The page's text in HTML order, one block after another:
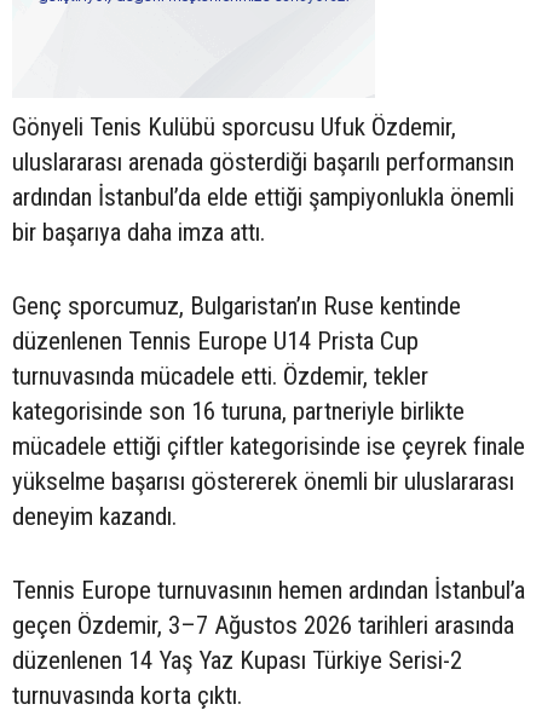
Gönyeli Tenis Kulübü sporcusu Ufuk Özdemir,
uluslararası arenada gösterdiği başarılı performansın
ardından İstanbul’da elde ettiği şampiyonlukla önemli
bir başarıya daha imza attı.
Genç sporcumuz, Bulgaristan’ın Ruse kentinde
düzenlenen Tennis Europe U14 Prista Cup
turnuvasında mücadele etti. Özdemir, tekler
kategorisinde son 16 turuna, partneriyle birlikte
mücadele ettiği çiftler kategorisinde ise çeyrek finale
yükselme başarısı göstererek önemli bir uluslararası
deneyim kazandı.
Tennis Europe turnuvasının hemen ardından İstanbul’a
geçen Özdemir, 3–7 Ağustos 2026 tarihleri arasında
düzenlenen 14 Yaş Yaz Kupası Türkiye Serisi-2
turnuvasında korta çıktı.